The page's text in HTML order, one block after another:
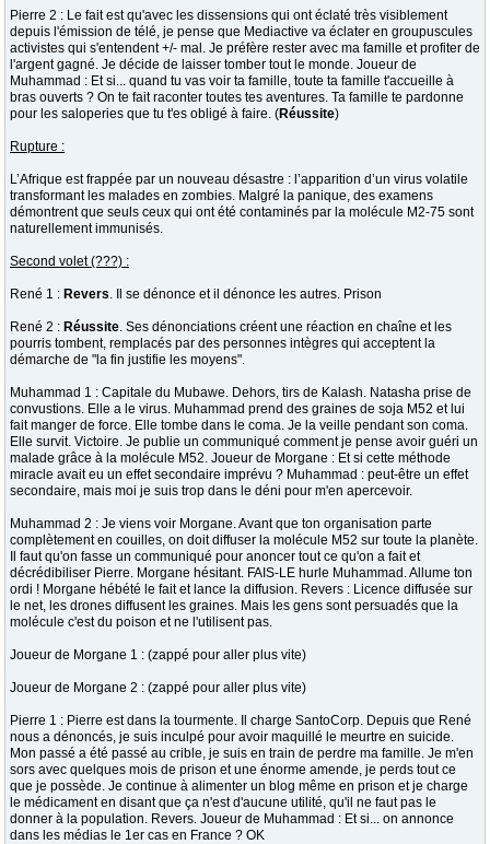
Pierre 2 : Le fait est qu'avec les dissensions qui ont éclaté très visiblement
depuis l'émission de télé, je pense que Mediactive va éclater en groupuscules
activistes qui s'entendent +/- mal. Je préfère rester avec ma famille et profiter de
l'argent gagné. Je décide de laisser tomber tout le monde. Joueur de
Muhammad : Et si... quand tu vas voir ta famille, toute ta famille t'accueille à
bras ouverts ? On te fait raconter toutes tes aventures. Ta famille te pardonne
pour les saloperies que tu t'es obligé à faire. (Réussite)
Rupture :
L’Afrique est frappée par un nouveau désastre : l’apparition d’un virus volatile
transformant les malades en zombies. Malgré la panique, des examens
démontrent que seuls ceux qui ont été contaminés par la molécule M2-75 sont
naturellement immunisés.
Second volet (???) :
René 1 : Revers. Il se dénonce et il dénonce les autres. Prison
René 2 : Réussite. Ses dénonciations créent une réaction en chaîne et les
pourris tombent, remplacés par des personnes intègres qui acceptent la
démarche de "la fin justifie les moyens".
Muhammad 1 : Capitale du Mubawe. Dehors, tirs de Kalash. Natasha prise de
convustions. Elle a le virus. Muhammad prend des graines de soja M52 et lui
fait manger de force. Elle tombe dans le coma. Je la veille pendant son coma.
Elle survit. Victoire. Je publie un communiqué comment je pense avoir guéri un
malade grâce à la molécule M52. Joueur de Morgane : Et si cette méthode
miracle avait eu un effet secondaire imprévu ? Muhammad : peut-être un effet
secondaire, mais moi je suis trop dans le déni pour m'en apercevoir.
Muhammad 2 : Je viens voir Morgane. Avant que ton organisation parte
complètement en couilles, on doit diffuser la molécule M52 sur toute la planète.
Il faut qu'on fasse un communiqué pour anoncer tout ce qu'on a fait et
décrédibiliser Pierre. Morgane hésitant. FAIS-LE hurle Muhammad. Allume ton
ordi ! Morgane hébété le fait et lance la diffusion. Revers : Licence diffusée sur
le net, les drones diffusent les graines. Mais les gens sont persuadés que la
molécule c'est du poison et ne l'utilisent pas.
Joueur de Morgane 1 : (zappé pour aller plus vite)
Joueur de Morgane 2 : (zappé pour aller plus vite)
Pierre 1 : Pierre est dans la tourmente. Il charge SantoCorp. Depuis que René
nous a dénoncés, je suis inculpé pour avoir maquillé le meurtre en suicide.
Mon passé a été passé au crible, je suis en train de perdre ma famille. Je m'en
sors avec quelques mois de prison et une énorme amende, je perds tout ce
que je possède. Je continue à alimenter un blog même en prison et je charge
le médicament en disant que ça n'est d'aucune utilité, qu'il ne faut pas le
donner à la population. Revers. Joueur de Muhammad : Et si... on annonce
dans les médias le 1er cas en France ? OK